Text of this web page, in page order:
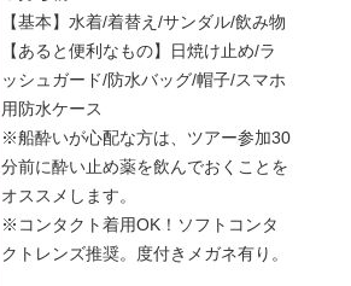
【基本】水着/着替え/サンダル/飲み物
【あると便利なもの】日焼け止め/ラ
ッシュガード/防水バッグ/帽子/スマホ
用防水ケース
※船酔いが心配な方は、ツアー参加30
分前に酔い止め薬を飲んでおくことを
オススメします。
※コンタクト着用OK！ソフトコンタ
クトレンズ推奨。度付きメガネ有り。